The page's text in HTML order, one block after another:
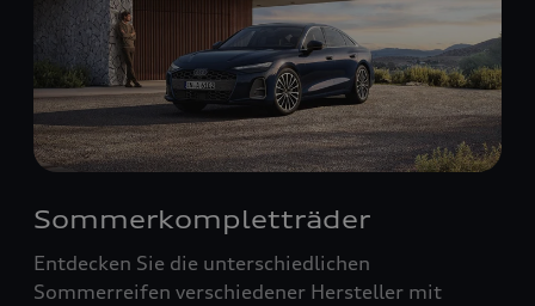
Sommerkompletträder
Entdecken Sie die unterschiedlichen
Sommerreifen verschiedener Hersteller mit